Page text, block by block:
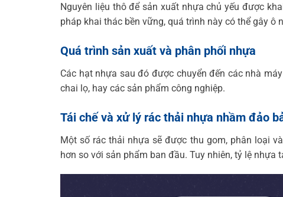
Nguyên liệu thô để sản xuất nhựa chủ yếu được
pháp khai thác bền vững, quá trình này có thể gây
Quá trình sản xuất và phân phối nhựa
Các hạt nhựa sau đó được chuyển đến các nhà
chai lọ, hay các sản phẩm công nghiệp.
Tái chế và xử lý rác thải nhựa nhầm đảo
Một số rác thải nhựa sẽ được thu gom, phân loại
hơn so với sản phẩm ban đầu. Tuy nhiên, tỷ lệ nhựa